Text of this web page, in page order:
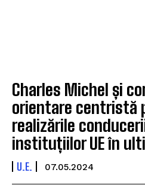
Charles Michel și
orientare centristă
realizările
instituțiilor UE în
U.E. 07.05.2024